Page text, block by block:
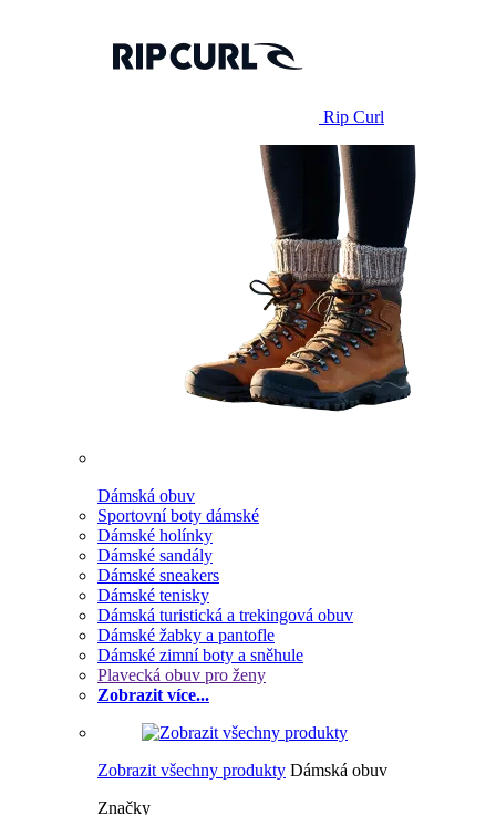
Rip Curl
Dámská obuv
Sportovní boty dámské
Dámské holínky
Dámské sandály
Dámské sneakers
Dámské tenisky
Dámská turistická a trekingová obuv
Dámské žabky a pantofle
Dámské zimní boty a sněhule
Plavecká obuv pro ženy
Zobrazit více...
Zobrazit všechny produkty Dámská obuv
Značky